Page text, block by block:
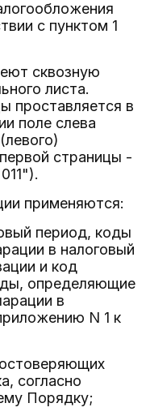
с пунктом 1
сквозную
листа.
проставляется в
поле слева
страницы -
применяются:
период, коды
в налоговый
и код
определяющие
в
N 1 к
согласно
Порядку;